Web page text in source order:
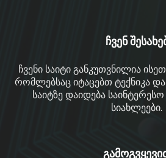
ჩვენ
ჩვენი საიტი განკუთვნილია
რომლებსაც იტაცებთ ტექნიკა
საიტზე დაიდება
სიახლეები.